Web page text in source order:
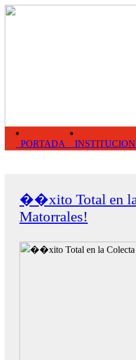
PORTADA INSTITUCION
��xito Total en la
Matorrales!